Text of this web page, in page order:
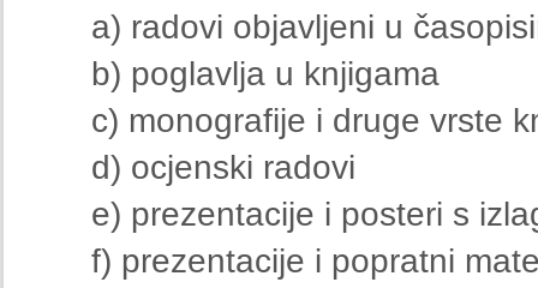
a) radovi objavljeni u
b) poglavlja u knjigama
c) monografije i druge vrste
d) ocjenski radovi
e) prezentacije i posteri s
f) prezentacije i popratni